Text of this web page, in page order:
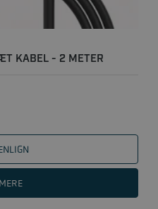
KABEL - 2 METER